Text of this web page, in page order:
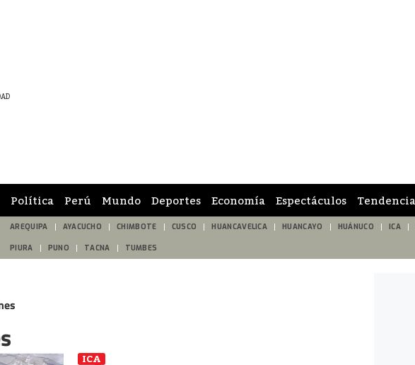
Política Perú Mundo Deportes Economía Espectáculos Tendencia
AREQUIPA AYACUCHO CHIMBOTE CUSCO HUANCAVELICA HUANCAYO HUÁNUCO ICA
PIURA PUNO TACNA TUMBES
ICA